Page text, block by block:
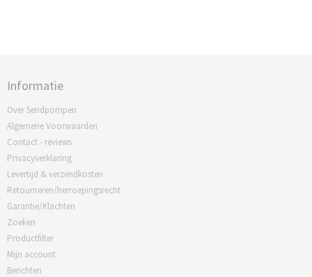
Informatie
Over Sendpompen
Algemene Voorwaarden
Contact - reviews
Privacyverklaring
Levertijd & verzendkosten
Retourneren/herroepingsrecht
Garantie/Klachten
Zoeken
Productfilter
Mijn account
Berichten